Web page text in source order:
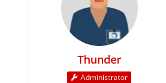
Thunder
Administrator